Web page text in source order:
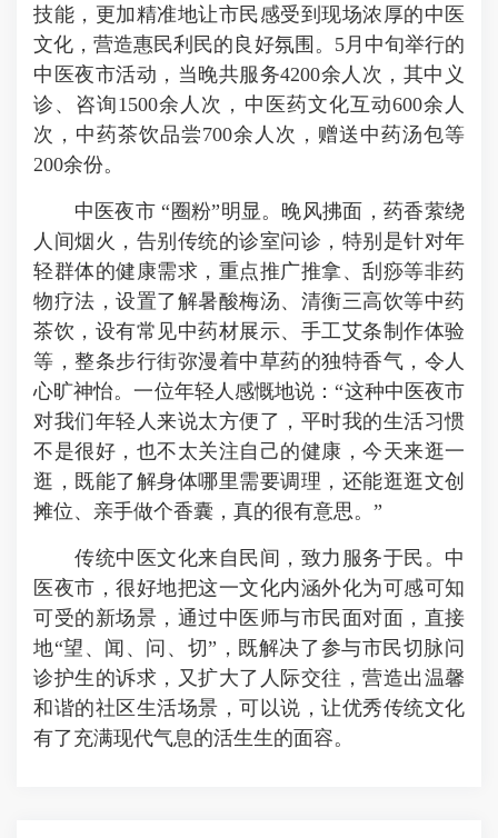
技能，更加精准地让市民感受到现场浓厚的中医
文化，营造惠民利民的良好氛围。5月中旬举行的
中医夜市活动，当晚共服务4200余人次，其中义
诊、咨询1500余人次，中医药文化互动600余人
次，中药茶饮品尝700余人次，赠送中药汤包等
200余份。
中医夜市“圈粉”明显。晚风拂面，药香萦绕
人间烟火，告别传统的诊室问诊，特别是针对年
轻群体的健康需求，重点推广推拿、刮痧等非药
物疗法，设置了解暑酸梅汤、清衡三高饮等中药
茶饮，设有常见中药材展示、手工艾条制作体验
等，整条步行街弥漫着中草药的独特香气，令人
心旷神怡。一位年轻人感慨地说：“这种中医夜市
对我们年轻人来说太方便了，平时我的生活习惯
不是很好，也不太关注自己的健康，今天来逛一
逛，既能了解身体哪里需要调理，还能逛逛文创
摊位、亲手做个香囊，真的很有意思。”
传统中医文化来自民间，致力服务于民。中
医夜市，很好地把这一文化内涵外化为可感可知
可受的新场景，通过中医师与市民面对面，直接
地“望、闻、问、切”，既解决了参与市民切脉问
诊护生的诉求，又扩大了人际交往，营造出温馨
和谐的社区生活场景，可以说，让优秀传统文化
有了充满现代气息的活生生的面容。